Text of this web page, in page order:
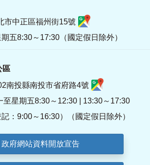
市中正區福州街15號
五8:30～17:30（國定假日除外）
區
南投縣南投市省府路4號
至星期五8:30～12:30 | 13:30～17:30
記：9:00～16:30）（國定假日除外）
政府網站資料開放宣告